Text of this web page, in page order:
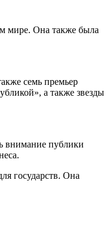
мире. Она также была
семь премьер
а также звезды
внимание публики
государств. Она